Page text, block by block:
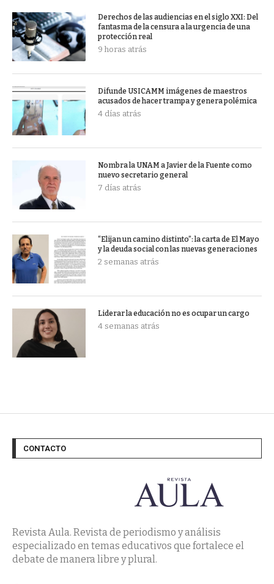
Derechos de las audiencias en el siglo XXI: Del
fantasma de la censura a la urgencia de una
protección real
9 horas atrás
Difunde USICAMM imágenes de maestros
acusados de hacer trampa y genera polémica
4 días atrás
Nombra la UNAM a Javier de la Fuente como
nuevo secretario general
7 días atrás
“Elijan un camino distinto”: la carta de El Mayo
y la deuda social con las nuevas generaciones
2 semanas atrás
Liderar la educación no es ocupar un cargo
4 semanas atrás
CONTACTO
Revista Aula. Revista de periodismo y análisis
especializado en temas educativos que fortalece el
debate de manera libre y plural.